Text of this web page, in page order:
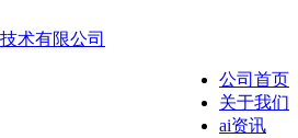
公司首页
关于我们
ai资讯